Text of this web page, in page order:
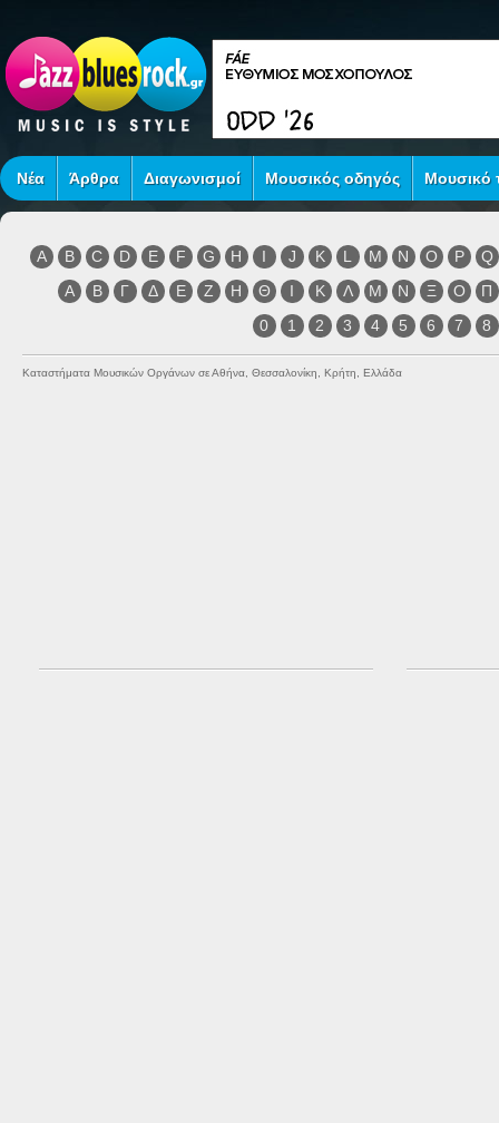
Νέα Άρθρα Διαγωνισμοί Μουσικός οδηγός Μουσικό
A B C D E F G H I J K L M N O P
Q
Α
Β Γ Δ Ε Ζ Η Θ Ι Κ Λ Μ Ν Ξ Ο
Π
0
1 2 3 4 5 6 7 8
Καταστήματα Μουσικών Οργάνων σε Αθήνα, Θεσσαλονίκη, Κρήτη, Ελλάδα